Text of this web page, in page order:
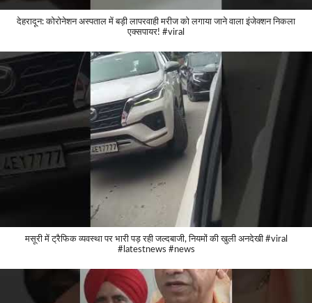
देहरादून: कोरोनेशन अस्पताल में बड़ी लापरवाही मरीज को लगाया जाने वाला इंजेक्शन निकला
एक्सपायर! #viral
मसूरी में ट्रैफिक व्यवस्था पर भारी पड़ रही जल्दबाजी, नियमों की खुली अनदेखी #viral
#latestnews #news